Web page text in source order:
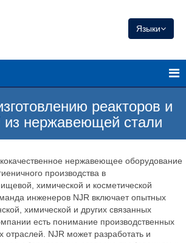
Языки
реакторов и
из нержавеющей стали
нержавеющее оборудование
производства в
химической и косметической
инженеров NJR включает опытных
химической и других связанных
есть понимание производственных
отраслей. NJR может разработать и